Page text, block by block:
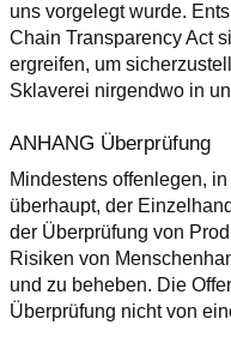
uns vorgelegt wurde.
Chain Transparency Act
ergreifen, um
Sklaverei nirgendwo in
ANHANG Überprüfung
Mindestens offenlegen,
überhaupt, der
der Überprüfung von
Risiken von
und zu beheben. Die
Überprüfung nicht von